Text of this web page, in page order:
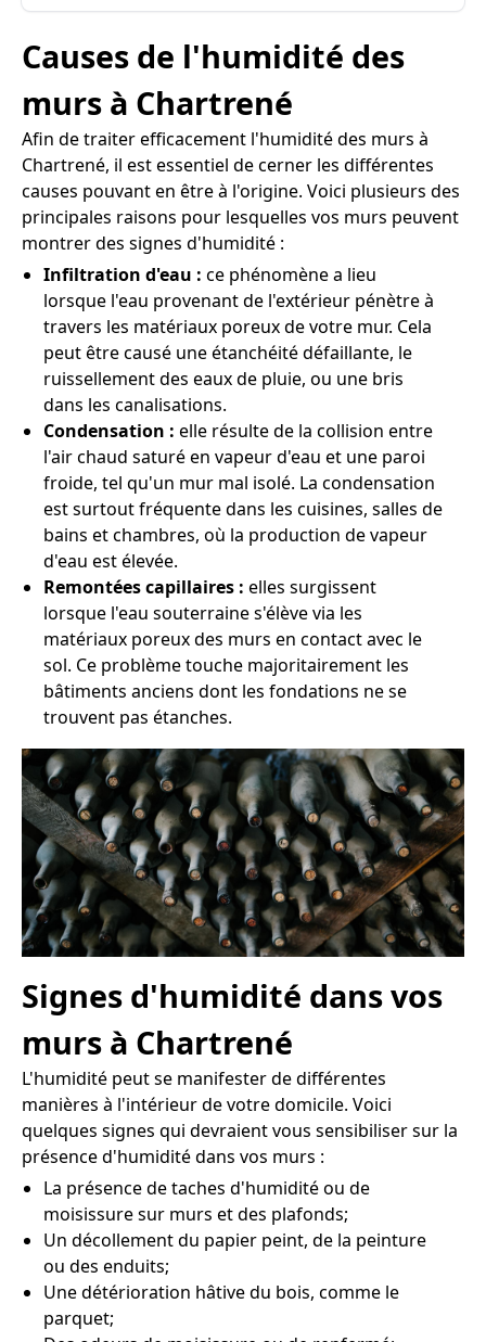
Causes de l'humidité des
murs à Chartrené
Afin de traiter efficacement l'humidité des murs à
Chartrené, il est essentiel de cerner les différentes
causes pouvant en être à l'origine. Voici plusieurs des
principales raisons pour lesquelles vos murs peuvent
montrer des signes d'humidité :
Infiltration d'eau : ce phénomène a lieu
lorsque l'eau provenant de l'extérieur pénètre à
travers les matériaux poreux de votre mur. Cela
peut être causé une étanchéité défaillante, le
ruissellement des eaux de pluie, ou une bris
dans les canalisations.
Condensation : elle résulte de la collision entre
l'air chaud saturé en vapeur d'eau et une paroi
froide, tel qu'un mur mal isolé. La condensation
est surtout fréquente dans les cuisines, salles de
bains et chambres, où la production de vapeur
d'eau est élevée.
Remontées capillaires : elles surgissent
lorsque l'eau souterraine s'élève via les
matériaux poreux des murs en contact avec le
sol. Ce problème touche majoritairement les
bâtiments anciens dont les fondations ne se
trouvent pas étanches.
Signes d'humidité dans vos
murs à Chartrené
L'humidité peut se manifester de différentes
manières à l'intérieur de votre domicile. Voici
quelques signes qui devraient vous sensibiliser sur la
présence d'humidité dans vos murs :
La présence de taches d'humidité ou de
moisissure sur murs et des plafonds;
Un décollement du papier peint, de la peinture
ou des enduits;
Une détérioration hâtive du bois, comme le
parquet;